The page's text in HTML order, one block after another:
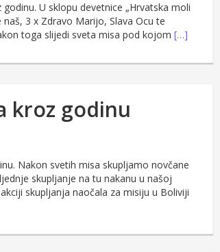
U sklopu devetnice „Hrvatska moli
3 x Zdravo Marijo, Slava Ocu te
toga slijedi sveta misa pod kojom […]
kroz godinu
Nakon svetih misa skupljamo novčane
skupljanje na tu nakanu u našoj
skupljanja naočala za misiju u Boliviji